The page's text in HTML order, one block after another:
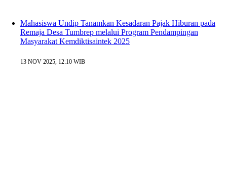
Mahasiswa Undip Tanamkan Kesadaran Pajak Hiburan pada
Remaja Desa Tumbrep melalui Program Pendampingan
Masyarakat Kemdiktisaintek 2025
13 NOV 2025, 12:10 WIB